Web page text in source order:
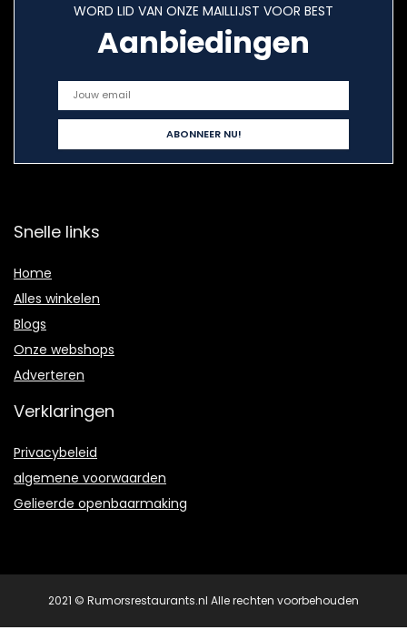
WORD LID VAN ONZE MAILLIJST VOOR BEST
Aanbiedingen
Snelle links
Home
Alles winkelen
Blogs
Onze webshops
Adverteren
Verklaringen
Privacybeleid
algemene voorwaarden
Gelieerde openbaarmaking
2021 © Rumorsrestaurants.nl Alle rechten voorbehouden